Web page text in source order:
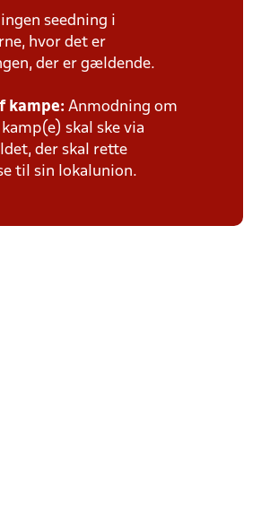
seedning i
hvor det er
der er gældende.
kampe: Anmodning om
skal ske via
der skal rette
til sin lokalunion.